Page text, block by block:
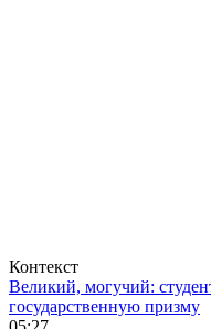
Контекст
Великий, могучий:
государственную призму